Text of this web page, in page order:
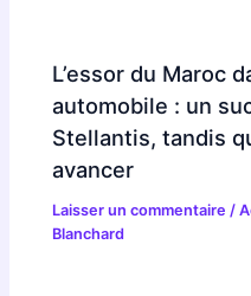
L’essor du Maroc
automobile : un
Stellantis, tandis
avancer
Laisser un commentaire /
Blanchard